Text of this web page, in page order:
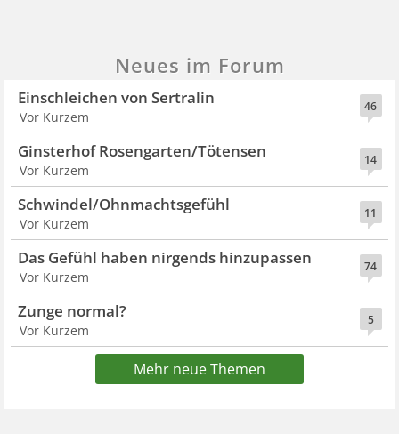
Neues im Forum
46
Einschleichen von Sertralin
Vor Kurzem
14
Ginsterhof Rosengarten/Tötensen
Vor Kurzem
11
Schwindel/Ohnmachtsgefühl
Vor Kurzem
74
Das Gefühl haben nirgends hinzupassen
Vor Kurzem
5
Zunge normal?
Vor Kurzem
Mehr neue Themen